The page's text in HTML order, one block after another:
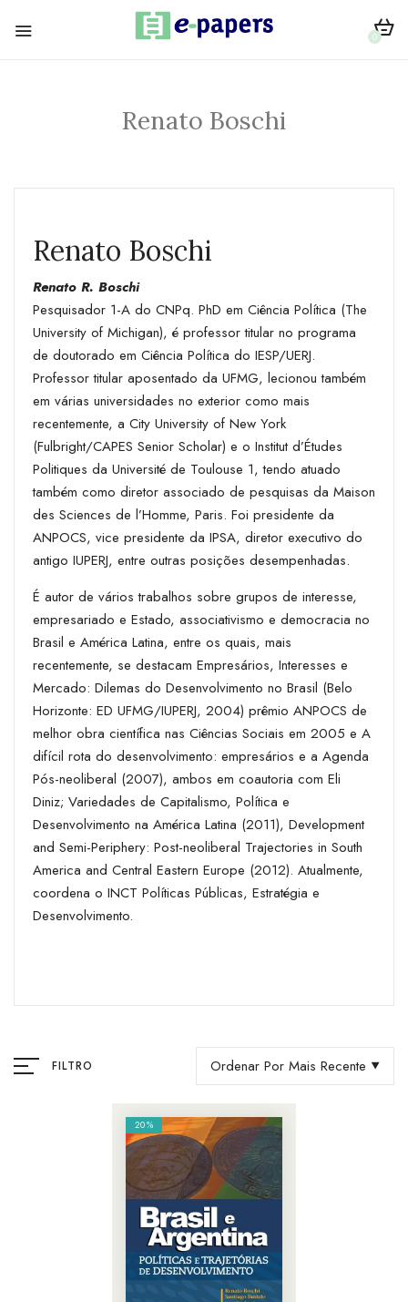
0
Renato Boschi
Renato Boschi
Renato R. Boschi
Pesquisador 1-A do CNPq. PhD em Ciência Política (The
University of Michigan), é professor titular no programa
de doutorado em Ciência Política do IESP/UERJ.
Professor titular aposentado da UFMG, lecionou também
em várias universidades no exterior como mais
recentemente, a City University of New York
(Fulbright/CAPES Senior Scholar) e o Institut d’Études
Politiques da Université de Toulouse 1, tendo atuado
também como diretor associado de pesquisas da Maison
des Sciences de l’Homme, Paris. Foi presidente da
ANPOCS, vice presidente da IPSA, diretor executivo do
antigo IUPERJ, entre outras posições desempenhadas.
É autor de vários trabalhos sobre grupos de interesse,
empresariado e Estado, associativismo e democracia no
Brasil e América Latina, entre os quais, mais
recentemente, se destacam Empresários, Interesses e
Mercado: Dilemas do Desenvolvimento no Brasil (Belo
Horizonte: ED UFMG/IUPERJ, 2004) prêmio ANPOCS de
melhor obra científica nas Ciências Sociais em 2005 e A
difícil rota do desenvolvimento: empresários e a Agenda
Pós-neoliberal (2007), ambos em coautoria com Eli
Diniz; Variedades de Capitalismo, Política e
Desenvolvimento na América Latina (2011), Development
and Semi-Periphery: Post-neoliberal Trajectories in South
America and Central Eastern Europe (2012). Atualmente,
coordena o INCT Políticas Públicas, Estratégia e
Desenvolvimento.
FILTRO Ordenar Por Mais Recente
20%